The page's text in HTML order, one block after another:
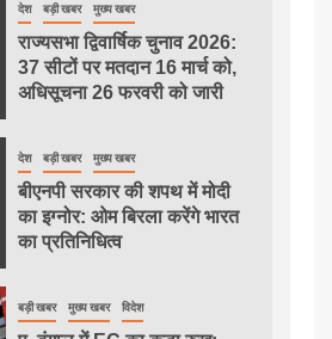
देश बड़ी खबर मुख्य खबर
राज्यसभा द्विवार्षिक चुनाव 2026:
37 सीटों पर मतदान 16 मार्च को,
अधिसूचना 26 फरवरी को जारी
देश बड़ी खबर मुख्य खबर
बीएनपी सरकार की शपथ में मोदी
का इग्नोर: ओम बिरला करेंगे भारत
का प्रतिनिधित्व
बड़ी खबर मुख्य खबर विदेश